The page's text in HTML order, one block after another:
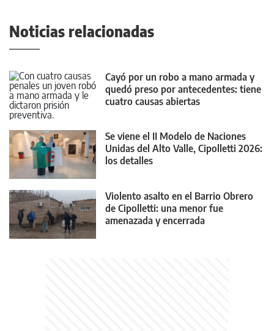
Noticias relacionadas
Cayó por un robo a mano armada y
quedó preso por antecedentes: tiene
cuatro causas abiertas
Se viene el II Modelo de Naciones
Unidas del Alto Valle, Cipolletti 2026:
los detalles
Violento asalto en el Barrio Obrero
de Cipolletti: una menor fue
amenazada y encerrada